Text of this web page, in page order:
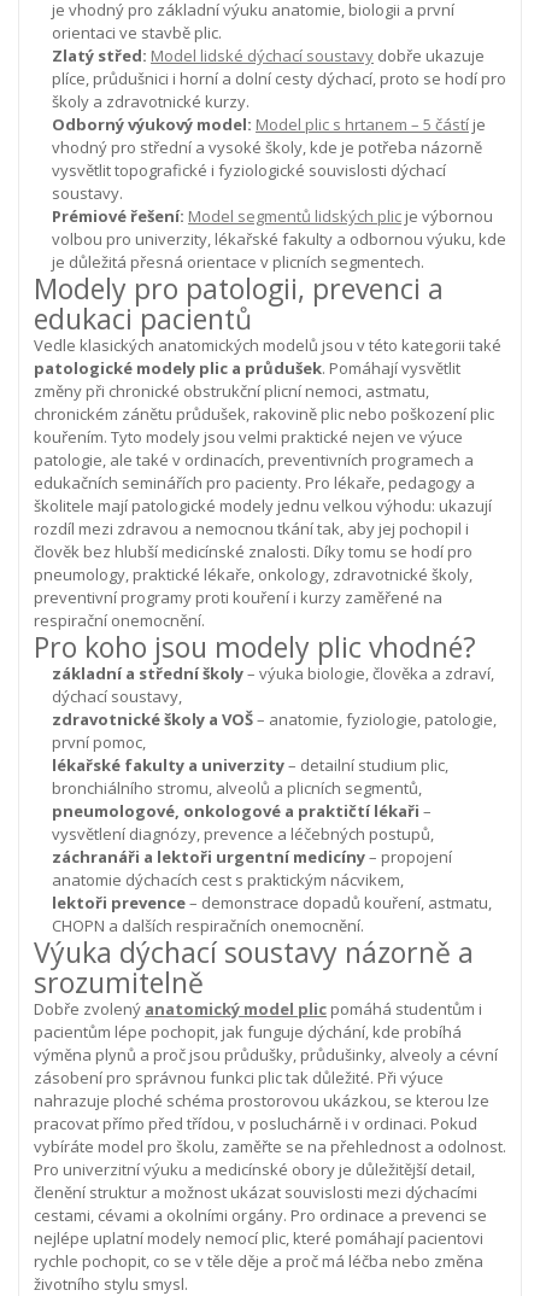
je vhodný pro základní výuku anatomie, biologii a první
orientaci ve stavbě plic.
Zlatý střed: Model lidské dýchací soustavy dobře ukazuje
plíce, průdušnici i horní a dolní cesty dýchací, proto se hodí pro
školy a zdravotnické kurzy.
Odborný výukový model: Model plic s hrtanem – 5 částí je
vhodný pro střední a vysoké školy, kde je potřeba názorně
vysvětlit topografické i fyziologické souvislosti dýchací
soustavy.
Prémiové řešení: Model segmentů lidských plic je výbornou
volbou pro univerzity, lékařské fakulty a odbornou výuku, kde
je důležitá přesná orientace v plicních segmentech.
Modely pro patologii, prevenci a
edukaci pacientů
Vedle klasických anatomických modelů jsou v této kategorii také
patologické modely plic a průdušek. Pomáhají vysvětlit
změny při chronické obstrukční plicní nemoci, astmatu,
chronickém zánětu průdušek, rakovině plic nebo poškození plic
kouřením. Tyto modely jsou velmi praktické nejen ve výuce
patologie, ale také v ordinacích, preventivních programech a
edukačních seminářích pro pacienty. Pro lékaře, pedagogy a
školitele mají patologické modely jednu velkou výhodu: ukazují
rozdíl mezi zdravou a nemocnou tkání tak, aby jej pochopil i
člověk bez hlubší medicínské znalosti. Díky tomu se hodí pro
pneumology, praktické lékaře, onkology, zdravotnické školy,
preventivní programy proti kouření i kurzy zaměřené na
respirační onemocnění.
Pro koho jsou modely plic vhodné?
základní a střední školy– výuka biologie, člověka a zdraví,
dýchací soustavy,
zdravotnické školy a VOŠ– anatomie, fyziologie, patologie,
první pomoc,
lékařské fakulty a univerzity– detailní studium plic,
bronchiálního stromu, alveolů a plicních segmentů,
pneumologové, onkologové a praktičtí lékaři –
vysvětlení diagnózy, prevence a léčebných postupů,
záchranáři a lektoři urgentní medicíny– propojení
anatomie dýchacích cest s praktickým nácvikem,
lektoři prevence– demonstrace dopadů kouření, astmatu,
CHOPN a dalších respiračních onemocnění.
Výuka dýchací soustavy názorně a
srozumitelně
Dobře zvolený anatomický model plic pomáhá studentům i
pacientům lépe pochopit, jak funguje dýchání, kde probíhá
výměna plynů a proč jsou průdušky, průdušinky, alveoly a cévní
zásobení pro správnou funkci plic tak důležité. Při výuce
nahrazuje ploché schéma prostorovou ukázkou, se kterou lze
pracovat přímo před třídou, v posluchárně i v ordinaci. Pokud
vybíráte model pro školu, zaměřte se na přehlednost a odolnost.
Pro univerzitní výuku a medicínské obory je důležitější detail,
členění struktur a možnost ukázat souvislosti mezi dýchacími
cestami, cévami a okolními orgány. Pro ordinace a prevenci se
nejlépe uplatní modely nemocí plic, které pomáhají pacientovi
rychle pochopit, co se v těle děje a proč má léčba nebo změna
životního stylu smysl.